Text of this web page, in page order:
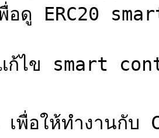
ดู ERC20
ก้ไข smart
เพื่อให้ทำงานกั